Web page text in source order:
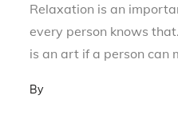
Relaxation is an
every person knows
is an art if a person can
By